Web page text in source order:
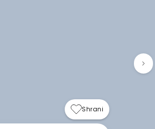
Shrani